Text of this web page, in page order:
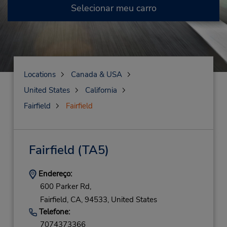
Selecionar meu carro
Locations
Canada & USA
United States
California
Fairfield
Fairfield
Fairfield (TA5)
Endereço:
600 Parker Rd,
Fairfield, CA, 94533, United States
Telefone:
7074373366